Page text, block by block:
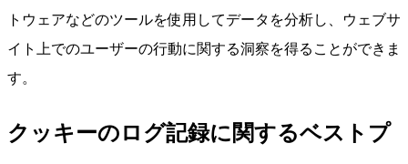
トウェアなどのツールを使用してデータを分析し、ウェブサ
イト上でのユーザーの行動に関する洞察を得ることができま
す。
クッキーのログ記録に関するベストプ